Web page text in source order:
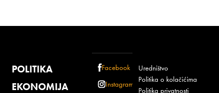
POLITIKA
EKONOMIJA
Facebook
Instagram
Uredništvo
Politika o kolačićima
Politika privatnosti